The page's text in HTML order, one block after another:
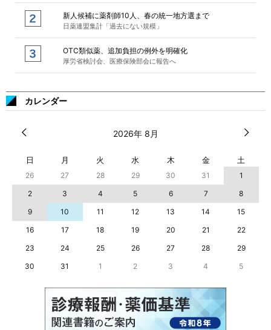
新人候補に薬剤師10人、春の統一地方選まで
日薬連盟集計「過去にない規模」
OTC類似薬、追加負担の例外を明確化
厚労省検討会、医療保険部会に報告へ
カレンダー
2026年 8月
日 月 火 水 木 金 土
26 27 28 29 30 31
1
2
3 4 5 6 7
8
9
10 11 12 13 14
15
16
17 18 19 20 21
22
23
24 25 26 27 28
29
30
31 1 2 3 4 5